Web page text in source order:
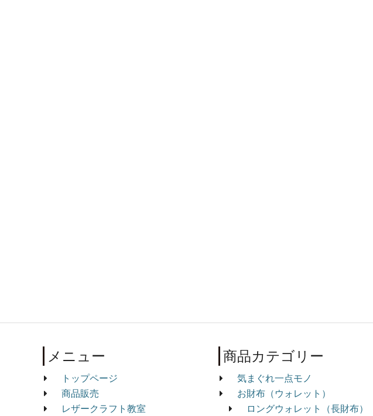
メニュー
トップページ
商品販売
レザークラフト教室
商品カテゴリー
気まぐれ一点モノ
お財布（ウォレット）
ロングウォレット（長財布）